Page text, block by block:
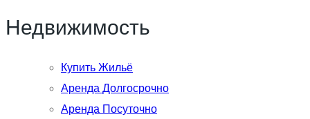
Недвижимость
Купить Жильё
Аренда Долгосрочно
Аренда Посуточно